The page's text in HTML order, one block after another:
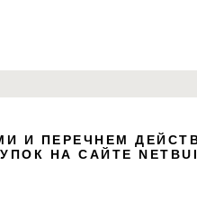
И ПЕРЕЧНЕМ
НА САЙТЕ